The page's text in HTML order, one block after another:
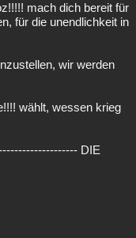
mach dich bereit für
für die unendlichkeit in
wir werden
wählt, wessen krieg
DIE